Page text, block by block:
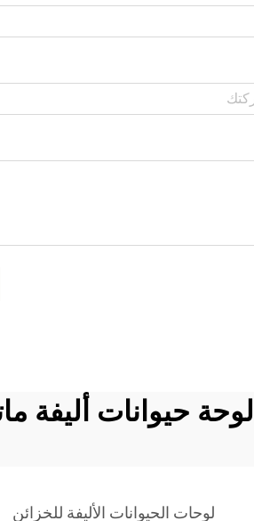
لوحة حيوانات أليفة
لوحات الحيوانات الأليفة للخزائن